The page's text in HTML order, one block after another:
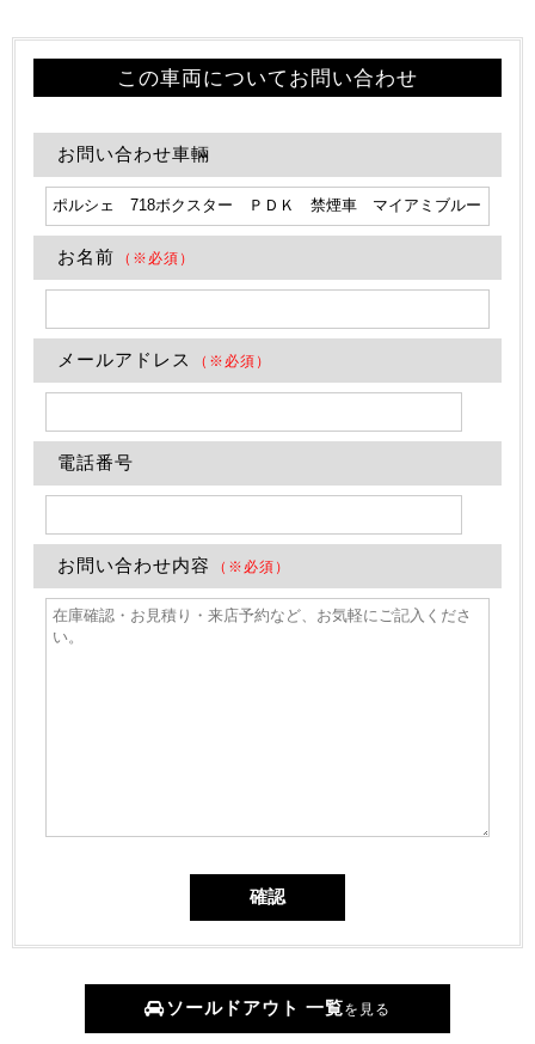
この車両についてお問い合わせ
お問い合わせ車輛
お名前 （※必須）
メールアドレス （※必須）
電話番号
お問い合わせ内容 （※必須）
ソールドアウト 一覧を見る